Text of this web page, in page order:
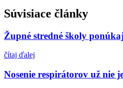
Súvisiace články
Župné stredné školy
čítaj ďalej
Nosenie respirátorov už nie